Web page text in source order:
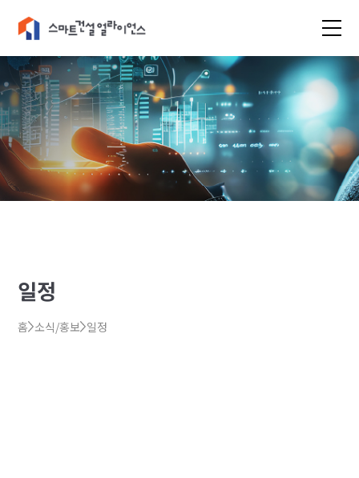
일정
홈 소식/홍보 일정